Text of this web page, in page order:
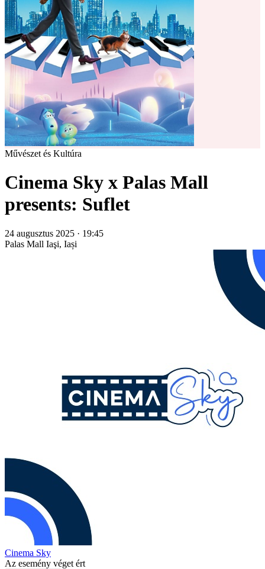
Művészet és Kultúra
Cinema Sky x Palas Mall
presents: Suflet
24 augusztus 2025 · 19:45
Palas Mall Iaşi, Iași
Cinema Sky
Az esemény véget ért